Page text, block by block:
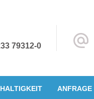
79312-0
ANFRAGE